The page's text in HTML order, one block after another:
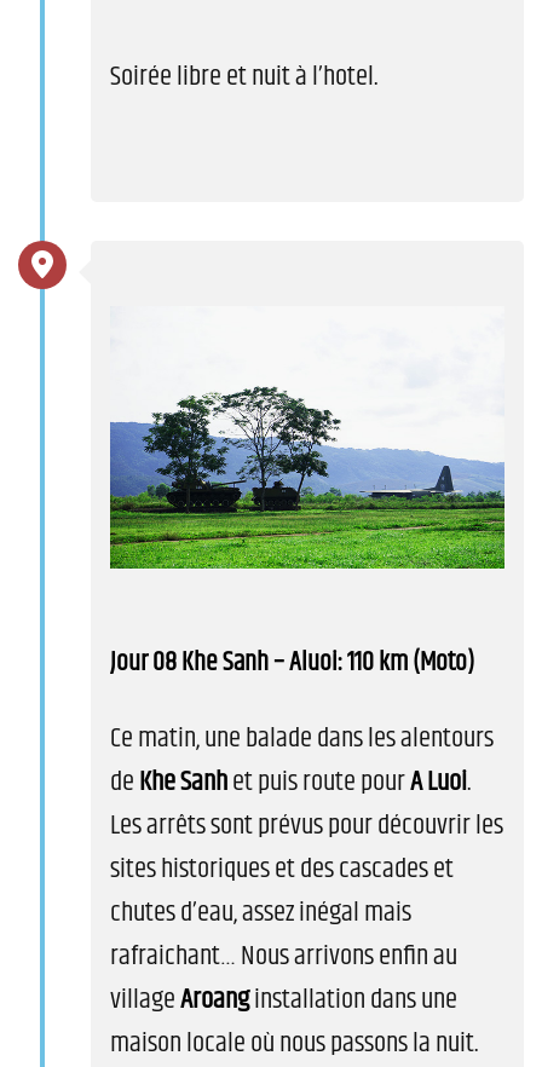
Soirée libre et nuit à l’hotel.
Jour 08 Khe Sanh – Aluoi: 110 km (Moto)
Ce matin, une balade dans les alentours
deKhe Sanhet puis route pourA Luoi.
Les arrêts sont prévus pour découvrir les
sites historiques et des cascades et
chutes d’eau, assez inégal mais
rafraichant… Nous arrivons enfin au
villageAroanginstallation dans une
maison locale où nous passons la nuit.